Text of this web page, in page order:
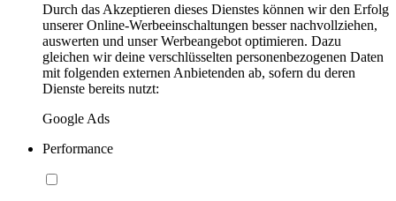
Durch das Akzeptieren dieses Dienstes können wir den Erfolg
unserer Online-Werbeeinschaltungen besser nachvollziehen,
auswerten und unser Werbeangebot optimieren. Dazu
gleichen wir deine verschlüsselten personenbezogenen Daten
mit folgenden externen Anbietenden ab, sofern du deren
Dienste bereits nutzt:
Google Ads
Performance